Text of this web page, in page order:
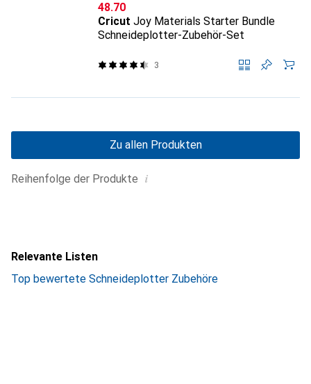
CHF
48.70
Cricut Joy Materials Starter Bundle
Schneideplotter-Zubehör-Set
3
Reihenfolge der Produkte i
Zu allen Produkten
Relevante Listen
Top bewertete Schneideplotter Zubehöre